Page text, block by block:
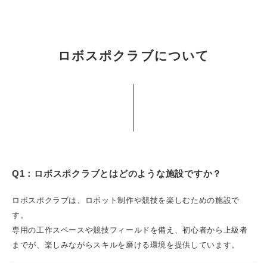
ロボスポクラブについて
Q1：ロボスポクラブとはどのような施設ですか？
ロボスポクラブは、ロボット制作や競技を楽しむための施設で
す。
専用の工作スペースや競技フィールドを備え、初心者から上級者
までが、楽しみながらスキルを磨ける環境を提供しています。